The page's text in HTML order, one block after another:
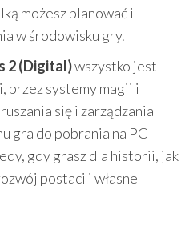
możesz planować i
w środowisku gry.
2 (Digital)wszystko jest
przez systemy magii i
się i zarządzania
gra do pobrania na PC
gdy grasz dla historii, jak
postaci i własne